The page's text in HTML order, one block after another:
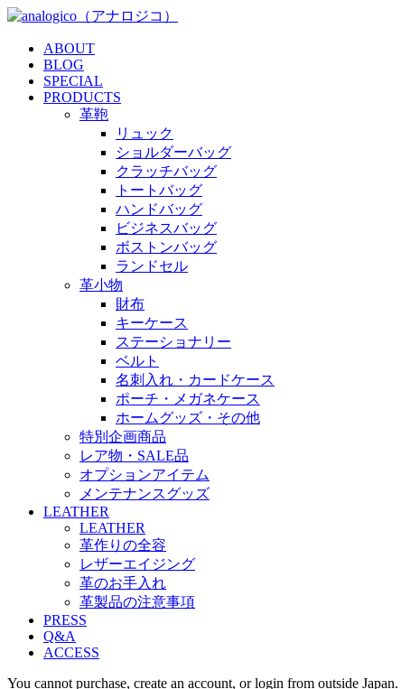
ABOUT
BLOG
SPECIAL
PRODUCTS
革鞄
リュック
ショルダーバッグ
クラッチバッグ
トートバッグ
ハンドバッグ
ビジネスバッグ
ボストンバッグ
ランドセル
革小物
財布
キーケース
ステーショナリー
ベルト
名刺入れ・カードケース
ポーチ・メガネケース
ホームグッズ・その他
特別企画商品
レア物・SALE品
オプションアイテム
メンテナンスグッズ
LEATHER
LEATHER
革作りの全容
レザーエイジング
革のお手入れ
革製品の注意事項
PRESS
Q&A
ACCESS
You cannot purchase, create an account, or login from outside Japan.